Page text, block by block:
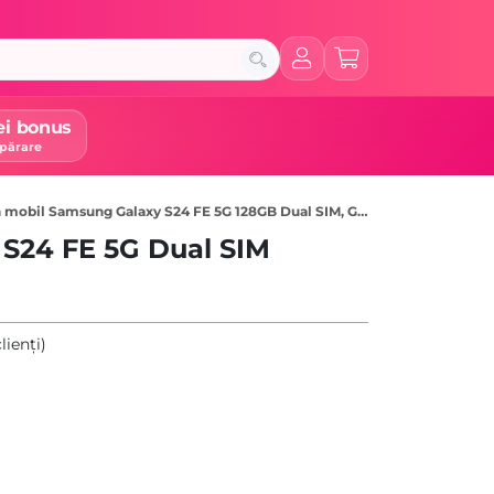
bonus
Samsung Galaxy S24 FE 5G 128GB Dual SIM, Graphite
FE 5G Dual SIM